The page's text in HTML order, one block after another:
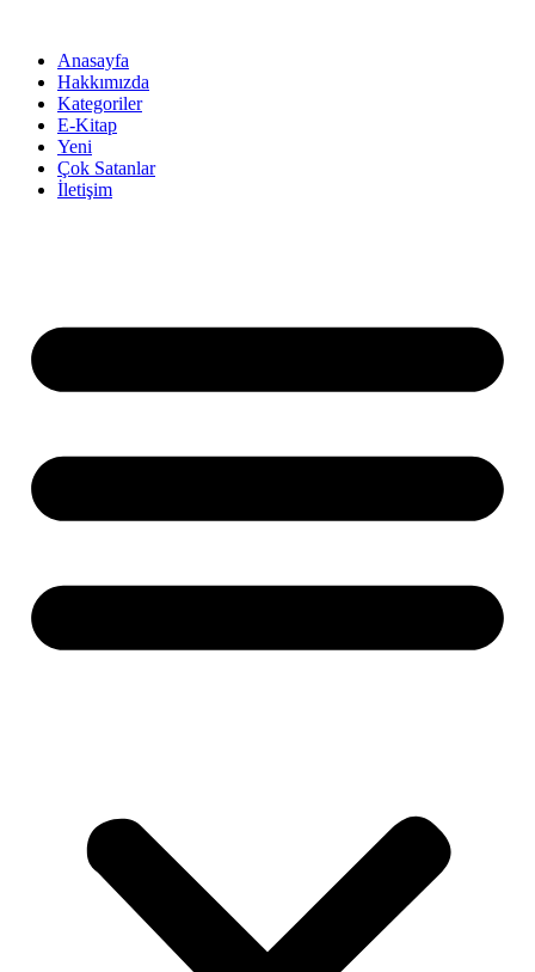
Anasayfa
Hakkımızda
Kategoriler
E-Kitap
Yeni
Çok Satanlar
İletişim